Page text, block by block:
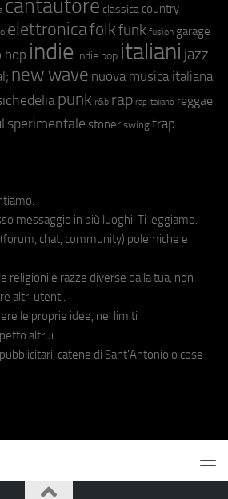
cantautore classica country
elettronicafolkfunk fusion garage
hop indie indie pop italiani jazz
new wave nuova musica italiana
punk r&b rap rap italiano reggae
sperimentale stoner swing trap
messaggio in più luoghi. Ti leggiamo.
chat, community) polemiche e
religioni e razze diverse dalla tua, non
altri utenti.
le proprie idee, nei limiti
altrui.
catene di Sant'Antonio o cose